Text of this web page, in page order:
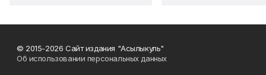
© 2015-2026 Сайт издания "Асылыкуль"
Об использовании персональных данных